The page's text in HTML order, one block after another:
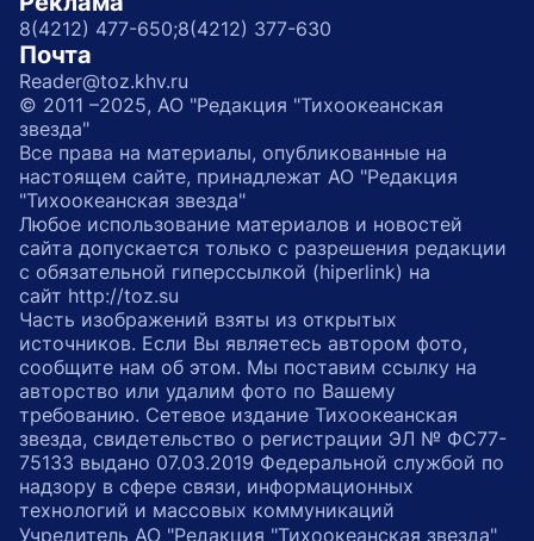
8(4212) 477-650;8(4212) 377-630
Почта
Reader@toz.khv.ru
© 2011 –2025, АО "Редакция "Тихоокеанская
звезда"
Все права на материалы, опубликованные на
настоящем сайте, принадлежат АО "Редакция
"Тихоокеанская звезда"
Любое использование материалов и новостей
сайта допускается только с разрешения редакции
с обязательной гиперссылкой (hiperlink) на
сайт http://toz.su
Часть изображений взяты из открытых
источников. Если Вы являетесь автором фото,
сообщите нам об этом. Мы поставим ссылку на
авторство или удалим фото по Вашему
требованию. Сетевое издание Тихоокеанская
звезда, свидетельство о регистрации ЭЛ № ФС77-
75133 выдано 07.03.2019 Федеральной службой по
надзору в сфере связи, информационных
технологий и массовых коммуникаций
Учредитель АО "Редакция "Тихоокеанская звезда"